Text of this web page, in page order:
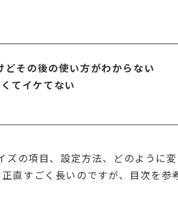
どその後の使い方がわからない
てイケてない
ズの項目、設定方法、どのように
直すごく長いのですが、目次を参